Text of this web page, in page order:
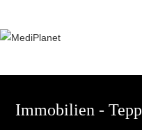
springen
Immobilien -